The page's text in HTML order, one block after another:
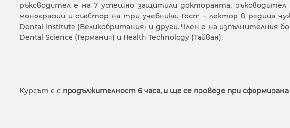
ръководител е на 7 успешно защитили докторанта,
монографии и съавтор на три учебника. Гост – лектор в редица
Dental Institute (Великобритания) и други. Член е на изпълнителния
Dental Science (Германия) и Health Technology (Тайван).
Курсът е с продължителност 6 часа, и ще се проведе при